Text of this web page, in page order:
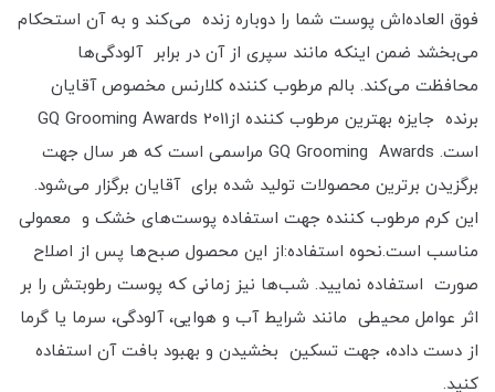
فوق العاده‌اش پوست شما را دوباره زنده می‌کند و به آن استحکام
می‌بخشد ضمن اینکه مانند سپری از آن در برابر آلودگی‌ها
محافظت می‌کند. بالم مرطوب کننده کلارنس مخصوص آقایان
برنده جایزه بهترین مرطوب کننده ازGQ Grooming Awards 2011
است. GQ Grooming Awards مراسمی است که هر سال جهت
برگزیدن برترین محصولات تولید شده برای آقایان برگزار می‌شود.
این کرم مرطوب کننده جهت استفاده پوست‌های خشک و معمولی
مناسب است.نحوه استفاده:از این محصول صبح‌ها پس از اصلاح
صورت استفاده نمایید. شب‌ها نیز زمانی که پوست رطوبتش را بر
اثر عوامل محیطی مانند شرایط آب و هوایی، آلودگی، سرما یا گرما
از دست داده، جهت تسکین بخشیدن و بهبود بافت آن استفاده
کنید.